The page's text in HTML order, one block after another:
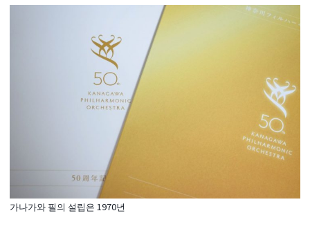
가나가와 필의 설립은 1970년